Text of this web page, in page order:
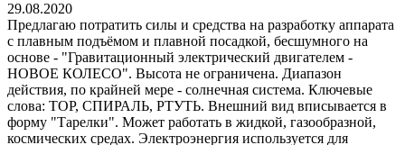
29.08.2020
Предлагаю потратить силы и средства на разработку аппарата
с плавным подъёмом и плавной посадкой, бесшумного на
основе - "Гравитационный электрический двигателем -
НОВОЕ КОЛЕСО". Высота не ограничена. Диапазон
действия, по крайней мере - солнечная система. Ключевые
слова: ТОР, СПИРАЛЬ, РТУТЬ. Внешний вид вписывается в
форму "Тарелки". Может работать в жидкой, газообразной,
космических средах. Электроэнергия используется для